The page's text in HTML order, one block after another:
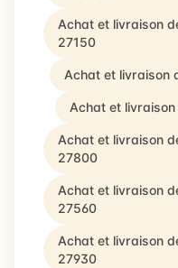
Achat et livraison
27150
Achat et livraison
Achat et livraison
Achat et livraison
27800
Achat et livraison
27560
Achat et livraison
27930